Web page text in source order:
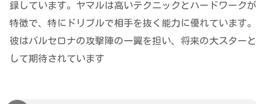
録しています。ヤマルは高いテクニックとハードワークが
特徴で、特にドリブルで相手を抜く能力に優れています。
彼はバルセロナの攻撃陣の一翼を担い、将来の大スターと
して期待されています